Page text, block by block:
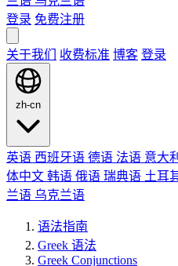
登录 免费注册
关于我们 收费标准 博客 登录
zh-cn
英语 西班牙语 德语 法语 意大
体中文 韩语 俄语 瑞典语 土耳
兰语 乌克兰语
语法指南
Greek 语法
Greek Conjunctions